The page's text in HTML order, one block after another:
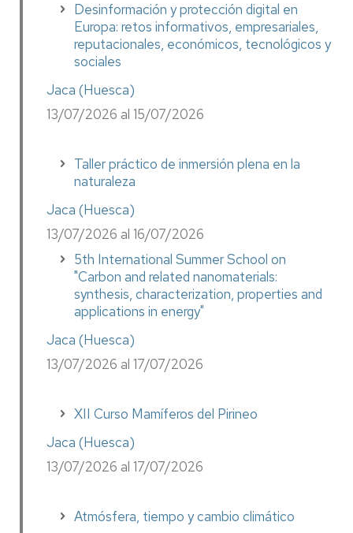
Desinformación y protección digital en
Europa: retos informativos, empresariales,
reputacionales, económicos, tecnológicos y
sociales
Jaca (Huesca)
13/07/2026 al 15/07/2026
Taller práctico de inmersión plena en la
naturaleza
Jaca (Huesca)
13/07/2026 al 16/07/2026
5th International Summer School on
"Carbon and related nanomaterials:
synthesis, characterization, properties and
applications in energy"
Jaca (Huesca)
13/07/2026 al 17/07/2026
XII Curso Mamíferos del Pirineo
Jaca (Huesca)
13/07/2026 al 17/07/2026
Atmósfera, tiempo y cambio climático